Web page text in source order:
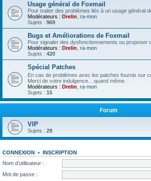
Usage général de Foxmail
Pour traiter des problèmes liés à un usage général
Modérateurs : Drelin ra-mon
Sujets : 969
Bugs et Améliorations de Foxmail
Pour signaler des dysfonctionnements ou proposer
Modérateurs : Drelin ra-mon
Sujets : 420
Spécial Patches
En cas de problèmes avec les patches fournis sur
Merci de votre indulgence... quand même.
Modérateurs : Drelin ra-mon
Sujets : 15
Forum
VIP
Sujets : 29
CONNEXION • INSCRIPTION
Nom d’utilisateur :
Mot de passe :